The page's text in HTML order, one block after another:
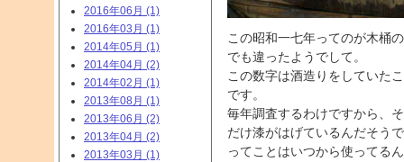
この昭和一七年ってのが木桶
でも違ったようでして。
この数字は酒造りをしていた
です。
毎年調査するわけですから、
だけ漆がはげているんだそう
ってことはいつから使ってる
2016年06月 (1)
2016年03月 (1)
2014年05月 (1)
2014年04月 (2)
2014年02月 (1)
2013年08月 (1)
2013年06月 (2)
2013年04月 (2)
2013年03月 (1)